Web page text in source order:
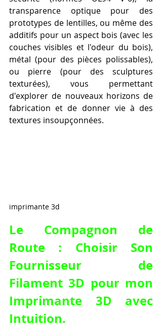
transparence optique pour des
prototypes de lentilles, ou même des
additifs pour un aspect bois (avec les
couches visibles et l'odeur du bois),
métal (pour des pièces polissables),
ou pierre (pour des sculptures
texturées), vous permettant
d'explorer de nouveaux horizons de
fabrication et de donner vie à des
textures insoupçonnées.
imprimante 3d
Le Compagnon de
Route : Choisir Son
Filament 3D pour mon
Imprimante 3D avec
Intuition.